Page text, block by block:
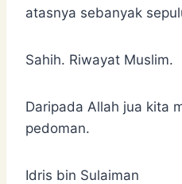
atasnya sebanyak
Sahih. Riwayat Muslim.
Daripada Allah jua kita
pedoman.
Idris bin Sulaiman